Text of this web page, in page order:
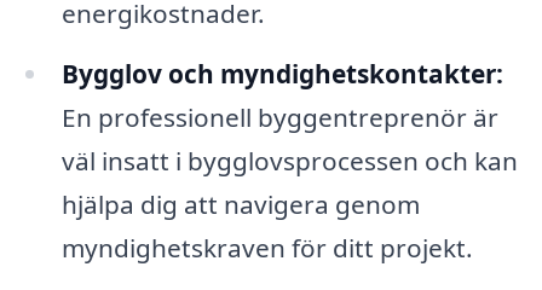
energikostnader.
Bygglov och myndighetskontakter:
En professionell byggentreprenör är
väl insatt i bygglovsprocessen och kan
hjälpa dig att navigera genom
myndighetskraven för ditt projekt.